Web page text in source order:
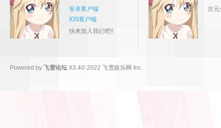
安卓客户端
IOS客户端
快来加入我们吧!!
次元
Powered by 飞雪论坛 X3.4© 2022 飞雪娱乐网 Inc.